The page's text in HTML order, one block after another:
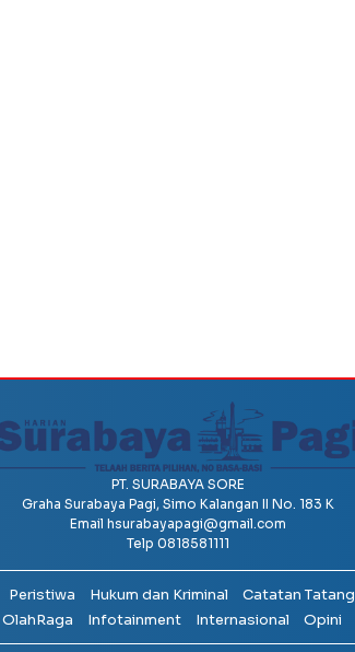
PT. SURABAYA SORE
Graha Surabaya Pagi, Simo Kalangan II No. 183 K
Email hsurabayapagi@gmail.com
Telp 0818581111
Peristiwa Hukum dan Kriminal Catatan Tatang
OlahRaga Infotainment Internasional Opini